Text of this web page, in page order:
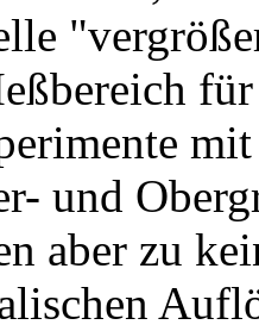
und
aber zu